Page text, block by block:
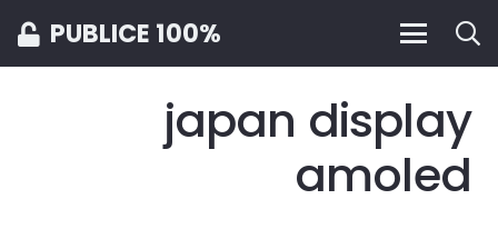
PUBLICE 100%
japan display
amoled